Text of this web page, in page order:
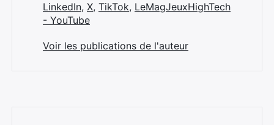
LinkedIn, X, TikTok, LeMagJeuxHighTech
- YouTube
Voir les publications de l'auteur